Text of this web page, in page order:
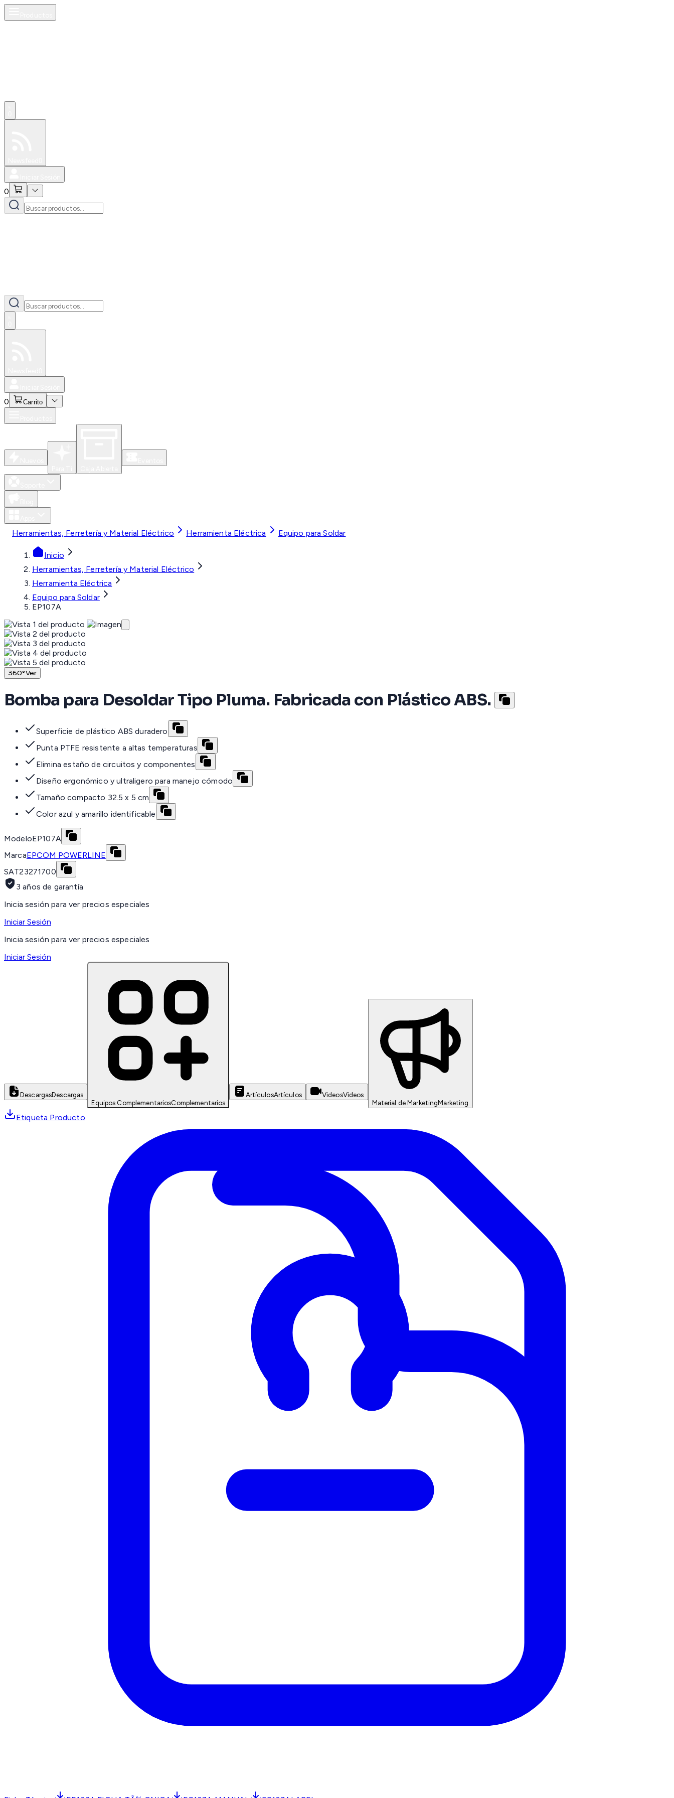
0
0 Carrito
Herramientas, Ferretería y Material Eléctrico Herramienta Eléctrica Equipo para Soldar
Inicio
Herramientas, Ferretería y Material Eléctrico
Herramienta Eléctrica
Equipo para Soldar
EP107A
360°Ver
Bomba para Desoldar Tipo Pluma. Fabricada con Plástico ABS.
Superficie de plástico ABS duradero
Punta PTFE resistente a altas temperaturas
Elimina estaño de circuitos y componentes
Diseño ergonómico y ultraligero para manejo cómodo
Tamaño compacto 32.5 x 5 cm
Color azul y amarillo identificable
ModeloEP107A
MarcaEPCOM POWERLINE
SAT23271700
3 años de garantía
Inicia sesión para ver precios especiales
Iniciar Sesión
Inicia sesión para ver precios especiales
Iniciar Sesión
DescargasDescargas
Equipos ComplementariosComplementarios
ArtículosArtículos VideosVideos
Material de MarketingMarketing
Etiqueta Producto